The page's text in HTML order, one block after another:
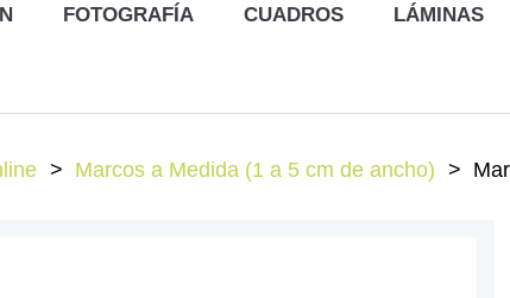
FOTOGRAFÍA CUADROS LÁMINAS
Marcos a Medida (1 a 5 cm de ancho)